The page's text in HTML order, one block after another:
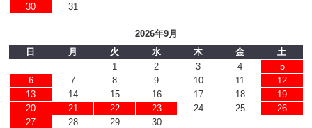
30
31
2026年9月
日
月 火 水 木 金
土
1
2 3 4
5
6
7 8 9 10 11
12
13
14 15 16 17 18
19
20
21 22 23 24 25
26
27
28 29 30